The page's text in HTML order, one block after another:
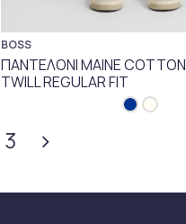
BOSS
ΠΑΝΤΕΛΟΝΙ MAINE COTTON
TWILL REGULAR FIT
3